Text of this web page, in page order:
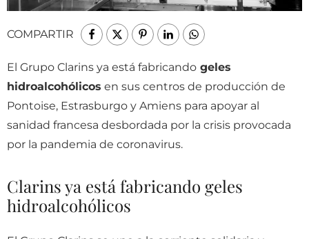
COMPARTIR
El Grupo Clarins ya está fabricando geles
hidroalcohólicos en sus centros de producción de
Pontoise, Estrasburgo y Amiens para apoyar al
sanidad francesa desbordada por la crisis provocada
por la pandemia de coronavirus.
Clarins ya está fabricando geles
hidroalcohólicos